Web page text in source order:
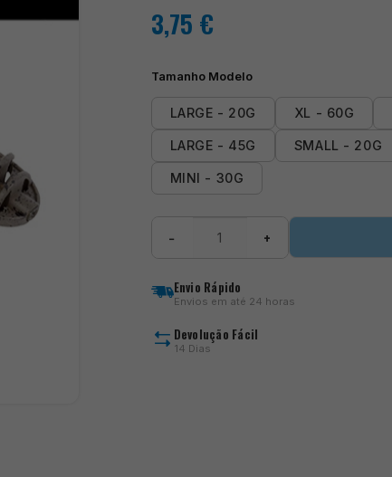
3,75 €
Tamanho Modelo
LARGE - 20G XL - 60G
LARGE - 45G SMALL - 20G
MINI - 30G
Line
Dura
Method
− +
Envio Rápido
Envios em até 24 horas
Devolução Fácil
14 Dias